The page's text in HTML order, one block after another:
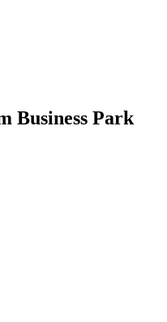
Business Park